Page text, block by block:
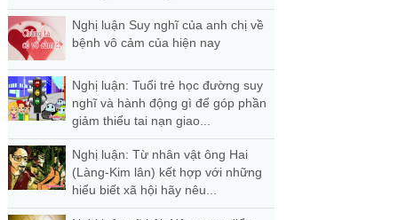
Nghị luận Suy nghĩ của anh chị về
bệnh vô cảm của hiện nay
Nghị luận: Tuổi trẻ học đường suy
nghĩ và hành động gì để góp phần
giảm thiểu tai nạn giao...
Nghị luận: Từ nhân vật ông Hai
(Làng-Kim lân) kết hợp với những
hiểu biết xã hội hãy nêu...